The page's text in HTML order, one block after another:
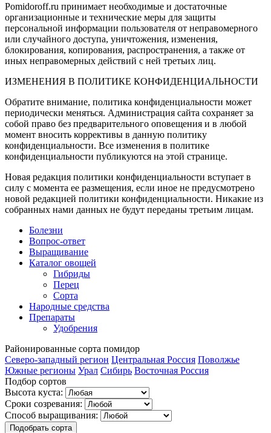
Pomidoroff.ru принимает необходимые и достаточные
организационные и технические меры для защиты
персональной информации пользователя от неправомерного
или случайного доступа, уничтожения, изменения,
блокирования, копирования, распространения, а также от
иных неправомерных действий с ней третьих лиц.
ИЗМЕНЕНИЯ В ПОЛИТИКЕ КОНФИДЕНЦИАЛЬНОСТИ
Обратите внимание, политика конфиденциальности может
периодически меняться. Администрация сайта сохраняет за
собой право без предварительного оповещения и в любой
момент вносить коррективы в данную политику
конфиденциальности. Все изменения в политике
конфиденциальности публикуются на этой странице.
Новая редакция политики конфиденциальности вступает в
силу с момента ее размещения, если иное не предусмотрено
новой редакцией политики конфиденциальности. Никакие из
собранных нами данных не будут переданы третьим лицам.
Болезни
Вопрос-ответ
Выращивание
Каталог овощей
Гибриды
Перец
Сорта
Народные средства
Препараты
Удобрения
Районированные сорта помидор
Северо-западный регион Центральная Россия Поволжье
Южные регионы Урал Сибирь Восточная Россия
Подбор сортов
Высота куста:
Сроки созревания:
Способ выращивания:
Подобрать сорта